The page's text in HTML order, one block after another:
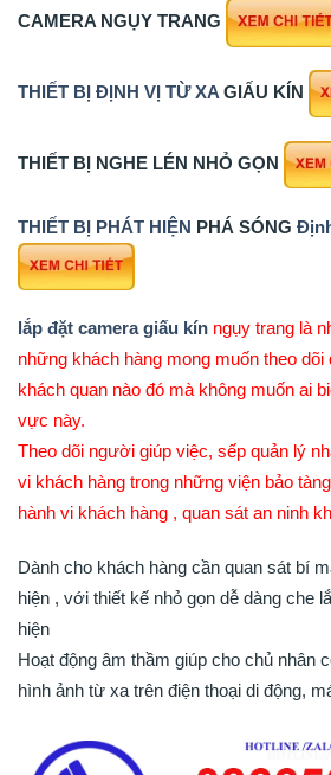
CAMERA NGỤY TRANG
THIẾT BỊ ĐỊNH VỊ TỪ XA GIẤU KÍN
THIẾT BỊ NGHE LÉN NHỎ GỌN
THIẾT BỊ PHÁT HIỆN PHÁ SÓNG
lắp đặt camera giấu kín ngụy trang là
những khách hàng mong muốn theo
khách quan nào đó mà không muốn ai
vực này.
Theo dõi người giúp việc, sếp quản lý
vi khách hàng trong những viện bảo
hành vi khách hàng , quan sát an
Dành cho khách hàng cần quan sát bí
hiện , với thiết kế nhỏ gọn dễ dàng che
hiện
Hoạt động âm thầm giúp cho chủ nhân
hình ảnh từ xa trên điện thoại di động,